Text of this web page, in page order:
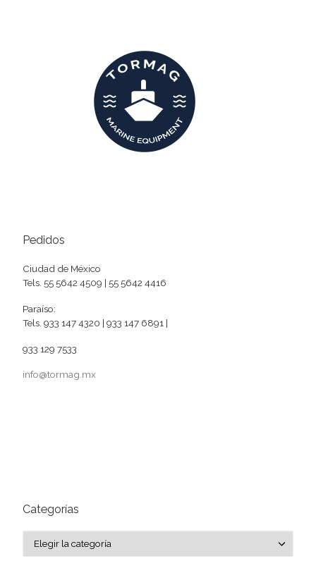
Pedidos
Ciudad de México
Tels. 55 5642 4509 | 55 5642 4416
Paraíso:
Tels. 933 147 4320 | 933 147 6891 |
933 129 7533
info@tormag.mx
Categorías